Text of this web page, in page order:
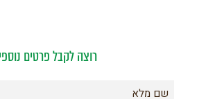
רוצה לקבל פרטים